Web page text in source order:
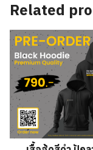
Related